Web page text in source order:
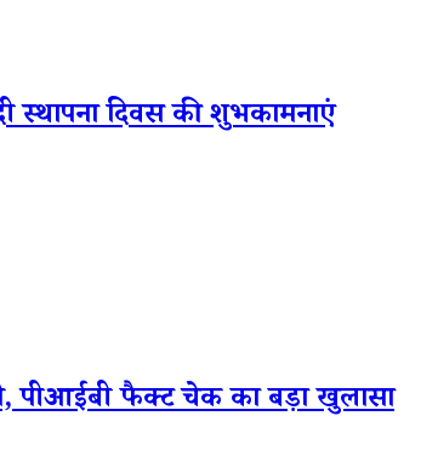
स्थापना दिवस की शुभकामनाएं
पीआईबी फैक्ट चेक का बड़ा खुलासा